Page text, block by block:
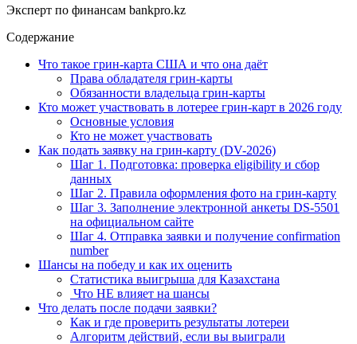
Эксперт по финансам bankpro.kz
Содержание
Что такое грин-карта США и что она даёт
Права обладателя грин-карты
Обязанности владельца грин-карты
Кто может участвовать в лотерее грин-карт в 2026 году
Основные условия
Кто не может участвовать
Как подать заявку на грин-карту (DV-2026)
Шаг 1. Подготовка: проверка eligibility и сбор
данных
Шаг 2. Правила оформления фото на грин-карту
Шаг 3. Заполнение электронной анкеты DS-5501
на официальном сайте
Шаг 4. Отправка заявки и получение confirmation
number
Шансы на победу и как их оценить
Статистика выигрыша для Казахстана
Что НЕ влияет на шансы
Что делать после подачи заявки?
Как и где проверить результаты лотереи
Алгоритм действий, если вы выиграли